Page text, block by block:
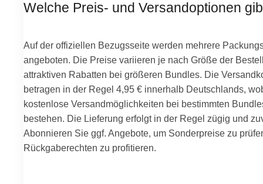
Welche Preis- und Versandoptionen
Auf der offiziellen Bezugsseite werden mehrere
angeboten. Die Preise variieren je nach Größe der
attraktiven Rabatten bei größeren Bundles. Die
betragen in der Regel 4,95 € innerhalb Deutschlands,
kostenlose Versandmöglichkeiten bei bestimmten
bestehen. Die Lieferung erfolgt in der Regel zügig und
Abonnieren Sie ggf. Angebote, um Sonderpreise zu
Rückgaberechten zu profitieren.